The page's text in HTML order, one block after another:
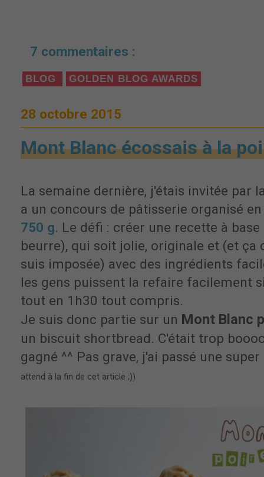
7 commentaires :
BLOG GOLDEN BLOG AWARDS
28 octobre 2015
Mont Blanc écossais à la
La semaine dernière, j'étais invitée par
a un concours de pâtisserie organisé
750 g. Le défi : créer une recette à
beurre), qui soit jolie, originale et (et ça
suis imposée) avec des ingrédients
les gens puissent la refaire facilement
tout en 1h30 tout compris.
Je suis donc partie sur un Mont Blanc
un biscuit shortbread. C'était trop
gagné ^^ Pas grave, j'ai passé une
attend à la fin de cet article ;))